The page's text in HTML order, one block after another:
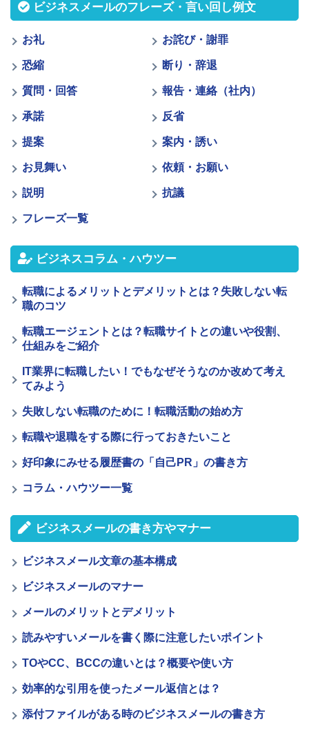
ビジネスメールのフレーズ・言い回し例文
お礼 お詫び・謝罪
恐縮 断り・辞退
質問・回答 報告・連絡（社内）
承諾 反省
提案 案内・誘い
お見舞い 依頼・お願い
説明 抗議
フレーズ一覧
ビジネスコラム・ハウツー
転職によるメリットとデメリットとは？失敗しない転
職のコツ
転職エージェントとは？転職サイトとの違いや役割、
仕組みをご紹介
IT業界に転職したい！でもなぜそうなのか改めて考え
てみよう
失敗しない転職のために！転職活動の始め方
転職や退職をする際に行っておきたいこと
好印象にみせる履歴書の「自己PR」の書き方
コラム・ハウツー一覧
ビジネスメールの書き方やマナー
ビジネスメール文章の基本構成
ビジネスメールのマナー
メールのメリットとデメリット
読みやすいメールを書く際に注意したいポイント
TOやCC、BCCの違いとは？概要や使い方
効率的な引用を使ったメール返信とは？
添付ファイルがある時のビジネスメールの書き方